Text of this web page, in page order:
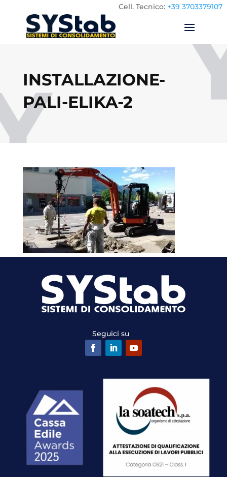
Cell. Tecnico: +39 3703379107
INSTALLAZIONE-
PALI-ELIKA-2
Seguici su